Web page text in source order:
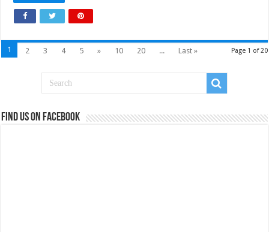
Page 1 of 20
1 2 3 4 5 » 10 20 ... Last »
Find us on Facebook